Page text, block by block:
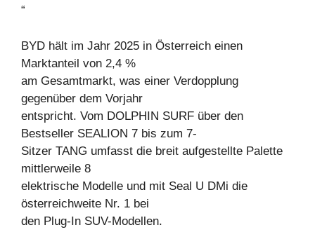
“
BYD hält im Jahr 2025 in Österreich einen
Marktanteil von 2,4 %
am Gesamtmarkt, was einer Verdopplung
gegenüber dem Vorjahr
entspricht. Vom DOLPHIN SURF über den
Bestseller SEALION 7 bis zum 7-
Sitzer TANG umfasst die breit aufgestellte Palette
mittlerweile 8
elektrische Modelle und mit Seal U DMi die
österreichweite Nr. 1 bei
den Plug-In SUV-Modellen.